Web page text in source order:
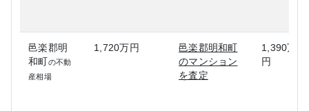
邑楽郡明
和町の不動
産相場
1,720万円
邑楽郡明和町
のマンション
を査定
1,390万
円